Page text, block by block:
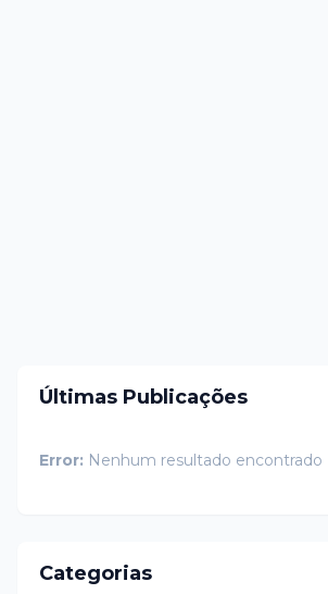
Últimas Publicações
Error: Nenhum resultado encontrado
Categorias